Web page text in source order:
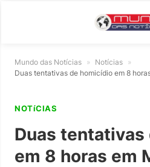
Mundo das Notícias » Notícias »
Duas tentativas de homicídio em 8
NOTíCIAS
Duas
em 8 horas em